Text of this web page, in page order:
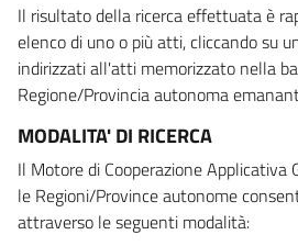
Il risultato della ricerca effettuata è
elenco di uno o più atti, cliccando su
indirizzati all'atti memorizzato nella
Regione/Provincia autonoma
MODALITA' DI RICERCA
Il Motore di Cooperazione Applicativa
le Regioni/Province autonome
attraverso le seguenti modalità: